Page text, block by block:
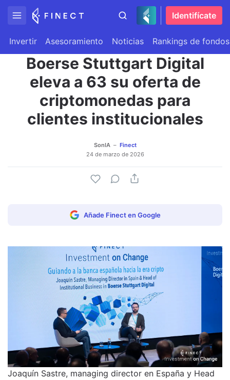
Identifícate
Invertir Asesoramiento Noticias Rankings de fondos
Boerse Stuttgart Digital
eleva a 63 su oferta de
criptomonedas para
clientes institucionales
SonIA
Finect
24 de marzo de 2026
Añade Finect en Google
Joaquín Sastre, managing director en España y Head